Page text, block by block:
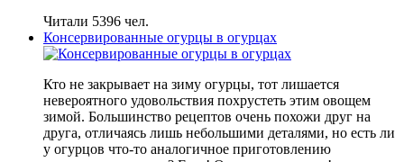
Читали 5396 чел.
Консервированные огурцы в огурцах
Кто не закрывает на зиму огурцы, тот лишается
невероятного удовольствия похрустеть этим овощем
зимой. Большинство рецептов очень похожи друг на
друга, отличаясь лишь небольшими деталями, но есть ли
у огурцов что-то аналогичное приготовлению